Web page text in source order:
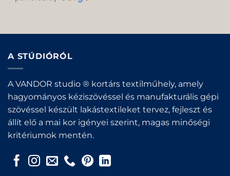
A STÚDIÓRÓL
A VANDOR studio ® kortárs textilműhely, amely
hagyományos kéziszövéssel és manufakturális gépi
szövéssel készült lakástextileket tervez, fejleszt és
állít elő a mai kor igényei szerint, magas minőségi
kritériumok mentén.